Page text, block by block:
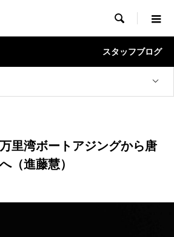

スタッフブログ
里湾ボートアジングから唐
（進藤慧）